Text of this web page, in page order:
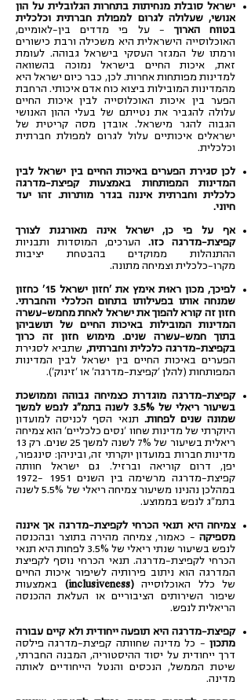
ישראל סובלת מנחיתות בתחרות הגלובלית על הון
אנושי, שעלולה לגרום למפולת חברתית וכלכלית
בטווח הארוך – על פי מדדים בין-לאומיים,
האוכלוסייה הישראלית היא משכילה ורבת כישורים
ורמתו של המגזר העסקי בישראל גבוהה. לעומת
זאת, איכות החיים בישראל נמוכה בהשוואה
למדינות מפותחות אחרות. לכן, כבר כיום ישראל היא
מהמדינות המובילות ביצוא כוח אדם איכותי. הרחבת
הפער בין איכות האוכלוסייה לבין איכות החיים
עלולה להגביר את נטייתם של בעלי ההון האנושי
הגבוה להגר מישראל. אובדן מסה קריטית של
ישראלים איכותיים עלול לגרום למפולת חברתית
וכלכלית.
לכן סגירת הפערים באיכות החיים בין ישראל לבין
המדינות המפותחות באמצעות קפיצת-מדרגה
כלכלית וחברתית איננה בגדר מותרות. זהו יעד
חיוני.
אף על פי כן, ישראל אינה מאורגנת לצורך
קפיצת-מדרגה כזו. הערכים, המוסדות ותבניות
ההתנהלות ממוקדים בהבטחת יציבות
מקרו-כלכלית וצמיחה מתונה.
לפיכך, מכון ראוּת אימץ את 'חזון ישראל 15' כחזון
שמנחה אותו בפעילותו בתחום הכלכלי והחברתי.
חזון זה קורא להפוך את ישראל לאחת מחמש-עשרה
המדינות המובילות באיכות החיים של תושביהן
בתוך חמש-עשרה שנים. מימוש חזון זה כרוך
בקפיצת-מדרגה כלכלית וחברתית, שתביא לסגירת
הפערים באיכות החיים בין ישראל לבין המדינות
המפותחות (להלן 'קפיצת-מדרגה' או 'זינוק').
קפיצת-מדרגה מוגדרת כצמיחה גבוהה וממושכת
בשיעור ריאלי של 3.5% לשנה בתמ"ג לנפש למשך
שמונה שנים לפחות. תנאי הסף לכניסה למועדון
היוקרתי של מדינות שחוו 'נסים כלכליים' הוא צמיחה
ריאלית בשיעור של 7% לשנה למשך 25 שנים. רק 13
מדינות חברות במועדון יוקרתי זה, וביניהן: סינגפור,
יפן, דרום קוריאה וברזיל. גם ישראל חוותה
קפיצת-מדרגה מרשימה בין השנים
1951 -1972
במהלכן נהנינו משיעור צמיחה ריאלי של 5.5% לשנה
בתמ"ג לנפש בממוצע.
צמיחה היא תנאי הכרחי לקפיצת-מדרגה אך איננה
מספיקה – כאמור, צמיחה מהירה בתוצר ובהכנסה
לנפש בשיעור שנתי ריאלי של 3.5% לפחות היא תנאי
הכרחי לקפיצת-מדרגה. תנאי הכרחי נוסף לקפיצת
המדרגה הוא ניתוב פירותיה לשיפור איכות החיים
של כלל האוכלוסייה(inclusiveness)
באמצעות
שיפור השירותים הציבוריים או העלאת ההכנסה
הריאלית לנפש.
קפיצת-מדרגה היא תופעה ייחודית ולא קיים עבורה
מתכון – כל מדינה שחוותה קפיצת-מדרגה פילסה
דרך ייחודית על יסוד ההיסטוריה, המבנה החברתי,
שיטת הממשל, הנכסים והנטל הייחודיים לאותה
מדינה.